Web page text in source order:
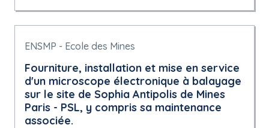
ENSMP - Ecole des Mines
Fourniture, installation et mise en service
d'un microscope électronique à balayage
sur le site de Sophia Antipolis de Mines
Paris - PSL, y compris sa maintenance
associée.